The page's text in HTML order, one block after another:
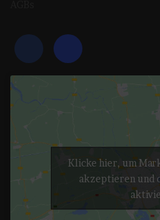
Klicke hier, um
akzeptieren und